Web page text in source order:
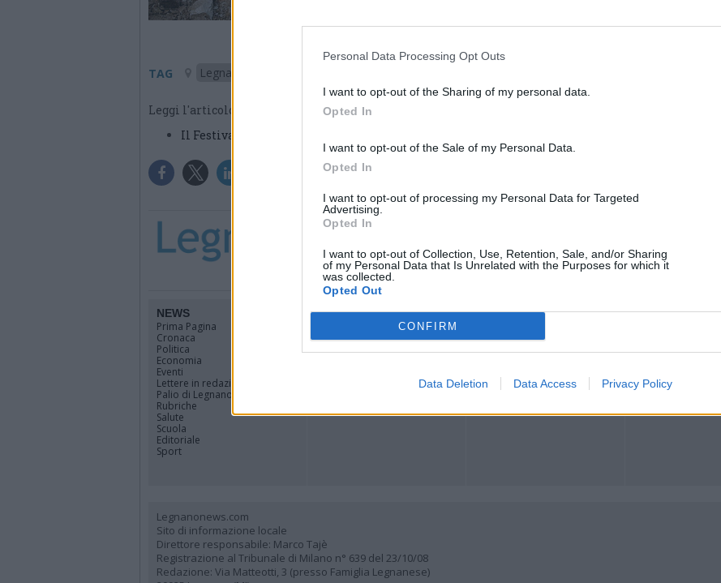
Personal Data Processing Opt Outs
I want to opt-out of the Sharing of my personal data.
Opted In
I want to opt-out of the Sale of my Personal Data.
Opted In
I want to opt-out of processing my Personal Data for Targeted
Advertising.
Opted In
I want to opt-out of Collection, Use, Retention, Sale, and/or Sharing
of my Personal Data that Is Unrelated with the Purposes for which it
was collected.
Opted Out
CONFIRM
Data Deletion Data Access Privacy Policy
TAG
Legnano
Leggi l'articolo:
Il Festival Fotografico Europeo porta le Geografie Umane in mostra nell’Alto Milanese
Registrati Redazione Invia notizia Feed RSS Facebook
NEWS
Prima Pagina
Cronaca
Politica
Economia
Eventi
Lettere in redazione
Palio di Legnano
Rubriche
Salute
Scuola
Editoriale
Sport
TERRITORI
Alto Milanese
Rhodense
MULTIMEDIA
Web TV
COMUNITÀ
Lettere al direttore
Legnanonews.com
Sito di informazione locale
Direttore responsabile: Marco Tajè
Registrazione al Tribunale di Milano n° 639 del 23/10/08
Redazione: Via Matteotti, 3 (presso Famiglia Legnanese)